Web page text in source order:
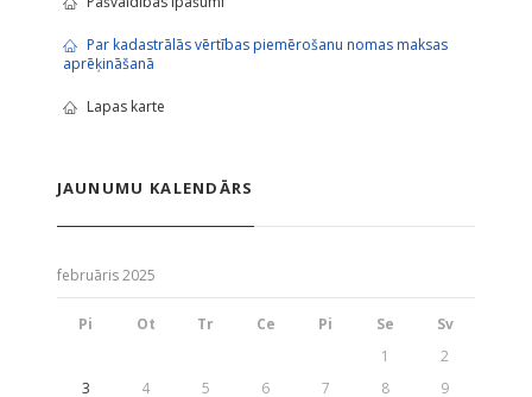
Par kadastrālās vērtības piemērošanu nomas maksas
aprēķināšanā
Lapas karte
JAUNUMU KALENDĀRS
februāris 2025
Pi Ot Tr Ce Pi Se
Sv
1
2
3
4 5 6 7 8
9